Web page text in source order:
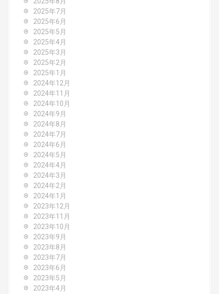
2025年7月
2025年6月
2025年5月
2025年4月
2025年3月
2025年2月
2025年1月
2024年12月
2024年11月
2024年10月
2024年9月
2024年8月
2024年7月
2024年6月
2024年5月
2024年4月
2024年3月
2024年2月
2024年1月
2023年12月
2023年11月
2023年10月
2023年9月
2023年8月
2023年7月
2023年6月
2023年5月
2023年4月